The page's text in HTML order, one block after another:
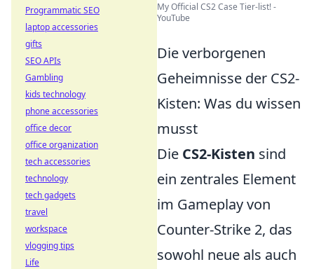
My Official CS2 Case Tier-list! -
YouTube
Die verborgenen
Geheimnisse der CS2-
Kisten: Was du wissen
musst
Die CS2-Kisten sind
ein zentrales Element
im Gameplay von
Counter-Strike 2, das
sowohl neue als auch
Programmatic SEO
laptop accessories
gifts
SEO APIs
Gambling
kids technology
phone accessories
office decor
office organization
tech accessories
technology
tech gadgets
travel
workspace
vlogging tips
Life